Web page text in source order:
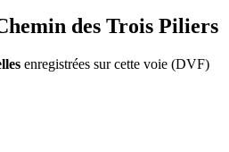
des Trois Piliers
enregistrées sur cette voie (DVF)